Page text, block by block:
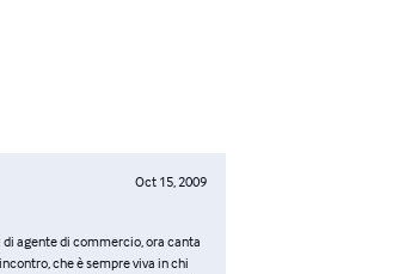
Oct 15, 2009
agente di commercio, ora canta
che è sempre viva in chi